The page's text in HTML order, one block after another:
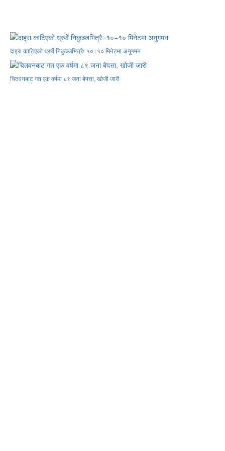
दाह्रा काटिएको ध्रुर्वे निकुञ्जभित्रैः १०÷१० मिनेटमा अनुगमन
चितवनबाट गत एक वर्षमा ८९ जना बेपत्ता, खोजी जारी